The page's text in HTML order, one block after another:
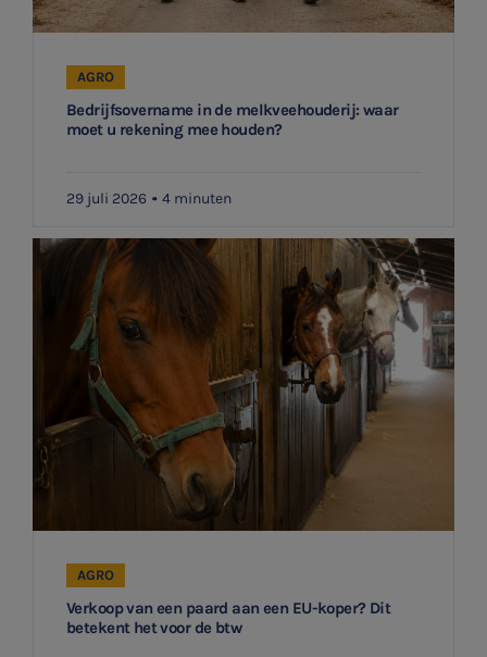
Bedrijfsovername in de melkveehouderij: waar
moet u rekening mee houden?
AGRO
29 juli 2026 4 minuten
Verkoop van een paard aan een EU-koper? Dit
betekent het voor de btw
AGRO